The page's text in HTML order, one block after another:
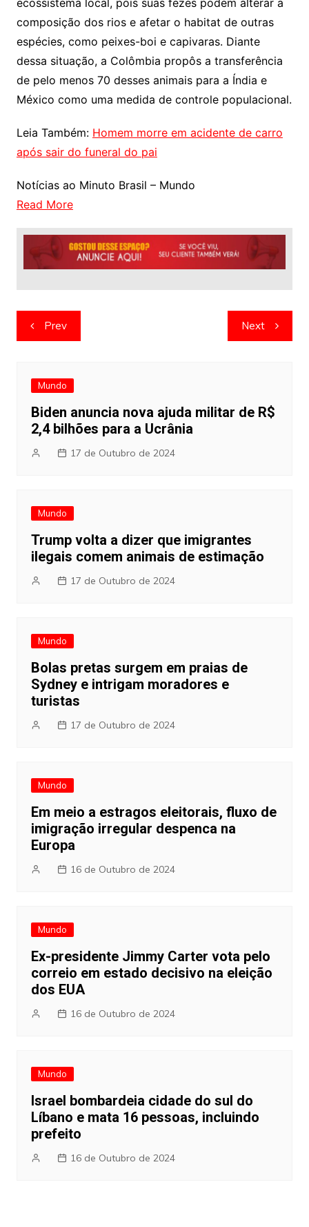
ecossistema local, pois suas fezes podem alterar a
composição dos rios e afetar o habitat de outras
espécies, como peixes-boi e capivaras. Diante
dessa situação, a Colômbia propôs a transferência
de pelo menos 70 desses animais para a Índia e
México como uma medida de controle populacional.
Leia Também: Homem morre em acidente de carro
após sair do funeral do pai
Notícias ao Minuto Brasil – Mundo
Read More
Navegação
de
Prev Next
Mundo
Biden anuncia nova ajuda militar de R$
2,4 bilhões para a Ucrânia
17 de Outubro de 2024
Mundo
Trump volta a dizer que imigrantes
ilegais comem animais de estimação
17 de Outubro de 2024
Mundo
Bolas pretas surgem em praias de
Sydney e intrigam moradores e
turistas
17 de Outubro de 2024
Mundo
Em meio a estragos eleitorais, fluxo de
imigração irregular despenca na
Europa
16 de Outubro de 2024
Mundo
Ex-presidente Jimmy Carter vota pelo
correio em estado decisivo na eleição
dos EUA
16 de Outubro de 2024
Mundo
Israel bombardeia cidade do sul do
Líbano e mata 16 pessoas, incluindo
prefeito
16 de Outubro de 2024